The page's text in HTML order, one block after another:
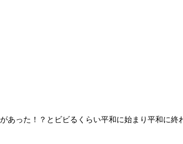
った！？とビビるくらい平和に始まり平和に終